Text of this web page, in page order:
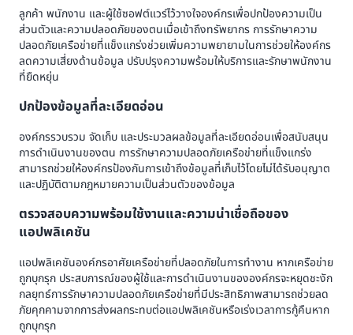
ลูกค้า พนักงาน และผู้ใช้ซอฟต์แวร์ไว้วางใจองค์กรเพื่อปกป้องความเป็น
ส่วนตัวและความปลอดภัยของตนเมื่อเข้าถึงทรัพยากร การรักษาความ
ปลอดภัยเครือข่ายที่แข็งแกร่งช่วยเพิ่มความพยายามในการช่วยให้องค์กร
ลดความเสี่ยงด้านข้อมูล ปรับปรุงความพร้อมให้บริการและรักษาพนักงาน
ที่ยืดหยุ่น
ปกป้องข้อมูลที่ละเอียดอ่อน
องค์กรรวบรวม จัดเก็บ และประมวลผลข้อมูลที่ละเอียดอ่อนเพื่อสนับสนุน
การดำเนินงานของตน การรักษาความปลอดภัยเครือข่ายที่แข็งแกร่ง
สามารถช่วยให้องค์กรป้องกันการเข้าถึงข้อมูลที่เก็บไว้โดยไม่ได้รับอนุญาต
และปฏิบัติตามกฎหมายความเป็นส่วนตัวของข้อมูล
ตรวจสอบความพร้อมใช้งานและความน่าเชื่อถือของ
แอปพลิเคชัน
แอปพลิเคชันองค์กรอาศัยเครือข่ายที่ปลอดภัยในการทำงาน หากเครือข่าย
ถูกบุกรุก ประสบการณ์ของผู้ใช้และการดำเนินงานขององค์กรจะหยุดชะงัก
กลยุทธ์การรักษาความปลอดภัยเครือข่ายที่มีประสิทธิภาพสามารถช่วยลด
ภัยคุกคามจากการส่งผลกระทบต่อแอปพลิเคชันหรือเร่งเวลาการกู้คืนหาก
ถูกบุกรุก